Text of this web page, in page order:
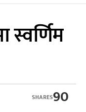
स्वर्णिम
90
SHARES